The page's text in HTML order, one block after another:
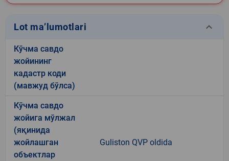
Lot ma’lumotlari keyboard_arrow_down
Кўчма савдо
жойининг
кадастр коди
(мавжуд бўлса)
Кўчма савдо
жойига мўлжал
(яқинида
жойлашган
объектлар
Guliston QVP oldida